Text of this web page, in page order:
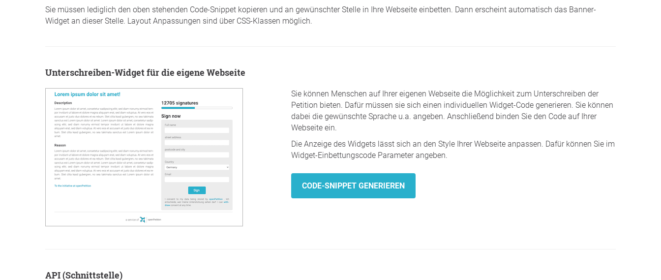
Sie müssen lediglich den oben stehenden Code-Snippet kopieren und an gewünschter Stelle in Ihre Webseite einbetten. Dann erscheint automatisch das Banner-
Widget an dieser Stelle. Layout Anpassungen sind über CSS-Klassen möglich.
Unterschreiben-Widget für die eigene Webseite
Sie können Menschen auf Ihrer eigenen Webseite die Möglichkeit zum Unterschreiben der
Petition bieten. Dafür müssen sie sich einen individuellen Widget-Code generieren. Sie können
dabei die gewünschte Sprache u.a. angeben. Anschließend binden Sie den Code auf Ihrer
Webseite ein.
Die Anzeige des Widgets lässt sich an den Style Ihrer Webseite anpassen. Dafür können Sie im
Widget-Einbettungscode Parameter angeben.
CODE-SNIPPET GENERIEREN
API (Schnittstelle)